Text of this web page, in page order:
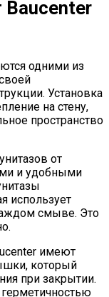
Baucenter
одними из
Установка
на стену,
пространство
от
и удобными
использует
смыве. Это
имеют
который
при закрытии.